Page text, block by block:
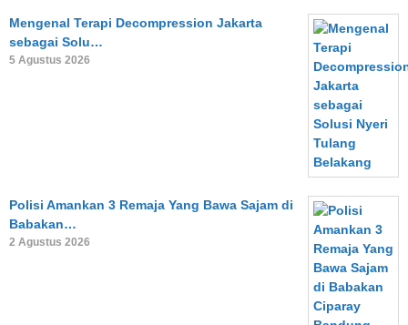
Mengenal Terapi Decompression Jakarta
sebagai Solu…
5 Agustus 2026
Polisi Amankan 3 Remaja Yang Bawa Sajam di
Babakan…
2 Agustus 2026